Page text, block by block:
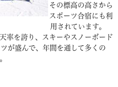
その標高の高さから
スポーツ合宿にも利
用されています。
率を誇り、スキーやスノーボード
が盛んで、年間を通して多くの
っています。